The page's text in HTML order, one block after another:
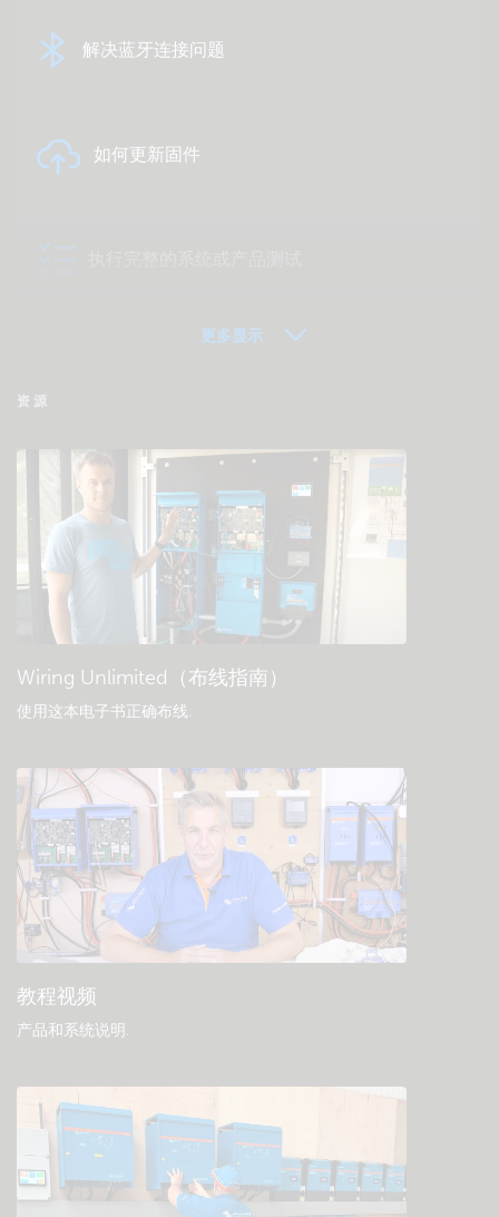
解决蓝牙连接问题
如何更新固件
检查社区知识库
一般下载和文档
更多显示
资源
Wiring Unlimited（布线指南）
使用这本电子书正确布线.
教程视频
产品和系统说明 .